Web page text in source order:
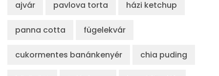
ajvár pavlova torta házi ketchup
panna cotta fügelekvár
cukormentes banánkenyér chia puding